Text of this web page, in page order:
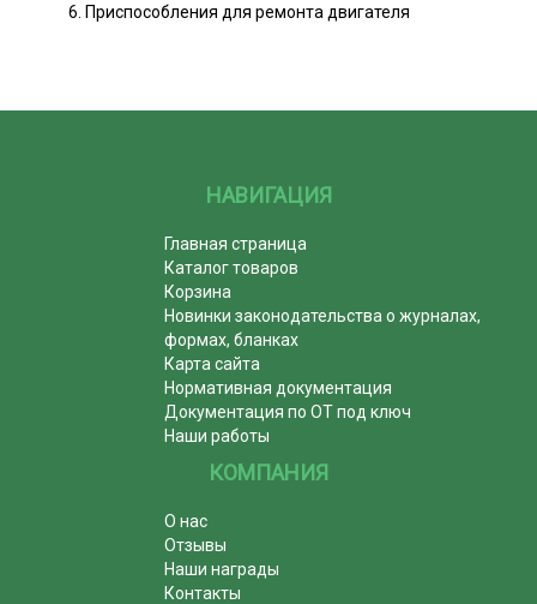
6. Приспособления для ремонта двигателя
НАВИГАЦИЯ
Главная страница
Каталог товаров
Корзина
Новинки законодательства о журналах,
формах, бланках
Карта сайта
Нормативная документация
Документация по ОТ под ключ
Наши работы
КОМПАНИЯ
О нас
Отзывы
Наши награды
Контакты